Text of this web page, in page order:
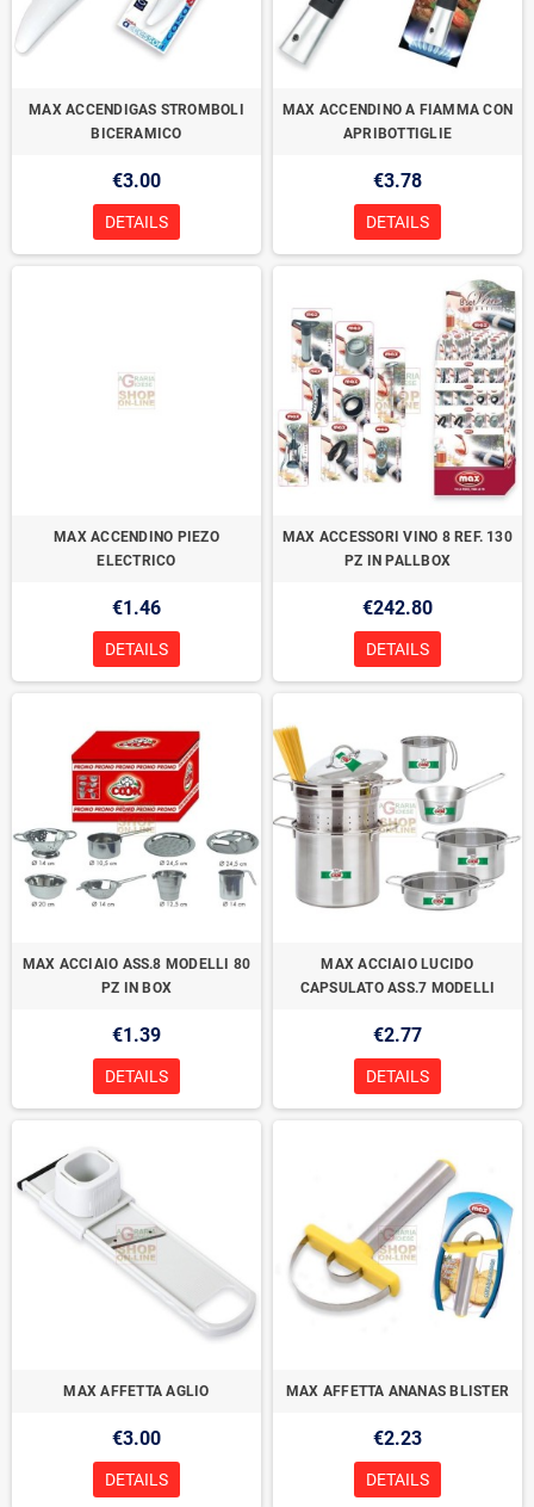
MAX ACCENDIGAS STROMBOLI
BICERAMICO
€3.00
DETAILS
MAX ACCENDINO A FIAMMA CON
APRIBOTTIGLIE
€3.78
DETAILS
MAX ACCENDINO PIEZO
ELECTRICO
€1.46
DETAILS
MAX ACCESSORI VINO 8 REF. 130
PZ IN PALLBOX
€242.80
DETAILS
MAX ACCIAIO ASS.8 MODELLI 80
PZ IN BOX
€1.39
DETAILS
MAX ACCIAIO LUCIDO
CAPSULATO ASS.7 MODELLI
€2.77
DETAILS
MAX AFFETTA AGLIO
€3.00
DETAILS
MAX AFFETTA ANANAS BLISTER
€2.23
DETAILS